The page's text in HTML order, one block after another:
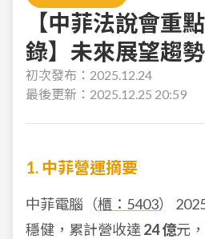
【中菲法說會重
錄】未來展望趨
初次發布： 2025.12.24
最後更新： 2025.12.25 20:59
1. 中菲營運摘要
中菲電腦（櫃：5403）
穩健，累計營收達 24 億元